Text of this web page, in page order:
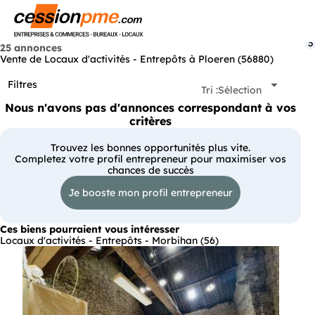
25 annonces
Vente de Locaux d'activités - Entrepôts à Ploeren (56880)
Filtres
3
Tri :Sélection
Nous n'avons pas d'annonces correspondant à vos
critères
Trouvez les bonnes opportunités plus vite.
Completez votre profil entrepreneur pour maximiser vos
chances de succès
Je booste mon profil entrepreneur
Ces biens pourraient vous intéresser
Locaux d'activités - Entrepôts - Morbihan (56)